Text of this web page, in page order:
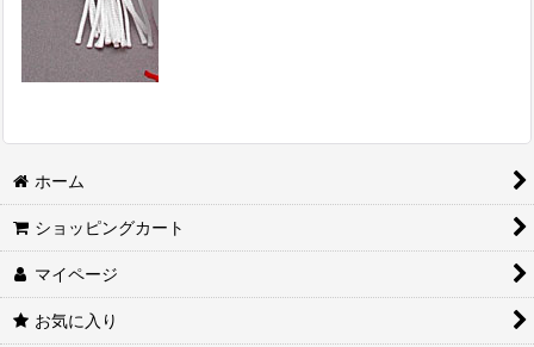
ホーム
ショッピングカート
マイページ
お気に入り